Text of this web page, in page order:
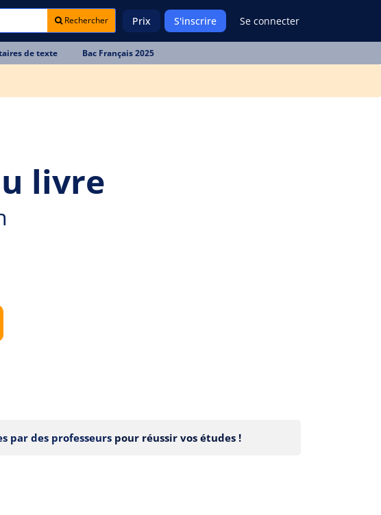
Rechercher Prix S'inscrire Se connecter
de texte Bac Français 2025
livre
par des professeurs pour réussir vos études !